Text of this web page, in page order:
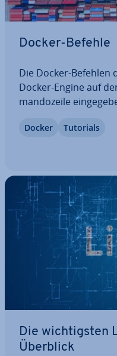
Docker-Befehle
Die Docker-Befehlen
Docker-Engine auf
man­do­zei­le
Befehlen lassen sich
Docker Tutorials
Die wich­tigs­ten
Überblick